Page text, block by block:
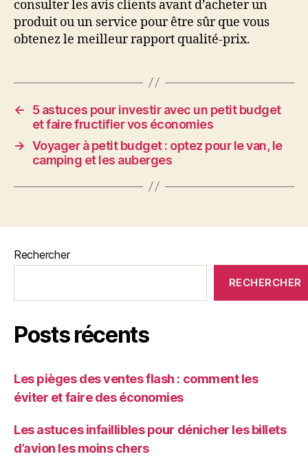
consulter les avis clients avant d’acheter un
produit ou un service pour être sûr que vous
obtenez le meilleur rapport qualité-prix.
←
5 astuces pour investir avec un petit budget
et faire fructifier vos économies
→ Voyager à petit budget : optez pour le van, le
camping et les auberges
Rechercher
RECHERCHER
Posts récents
Les pièges des ventes flash : comment les
éviter et faire des économies
Les astuces infaillibles pour dénicher les billets
d’avion les moins chers